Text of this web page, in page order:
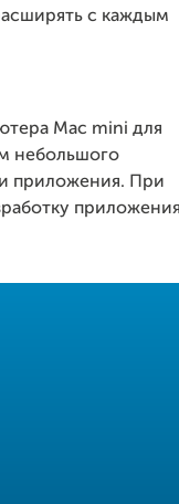
с каждым
Mac mini для
небольшого
приложения. При